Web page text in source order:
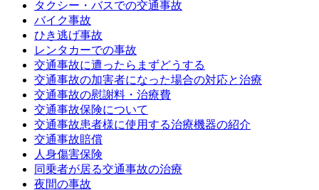
タクシー・バスでの交通事故
バイク事故
ひき逃げ事故
レンタカーでの事故
交通事故に遭ったらまずどうする
交通事故の加害者になった場合の対応と治療
交通事故の慰謝料・治療費
交通事故保険について
交通事故患者様に使用する治療機器の紹介
交通事故賠償
人身傷害保険
同乗者が居る交通事故の治療
夜間の事故